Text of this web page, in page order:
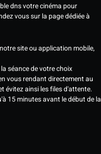
dns votre cinéma pour
vous sur la page dédiée à
site ou application mobile,
séance de votre choix
vous rendant directement au
évitez ainsi les files d'attente.
15 minutes avant le début de la